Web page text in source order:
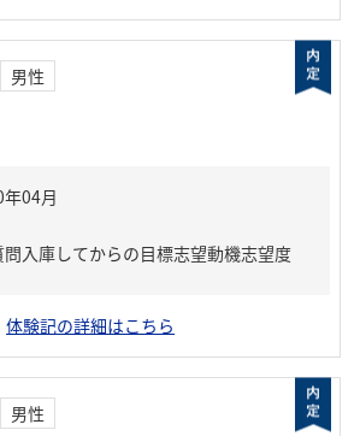
男性
入庫してからの目標志望動機志望度
体験記の詳細はこちら
男性